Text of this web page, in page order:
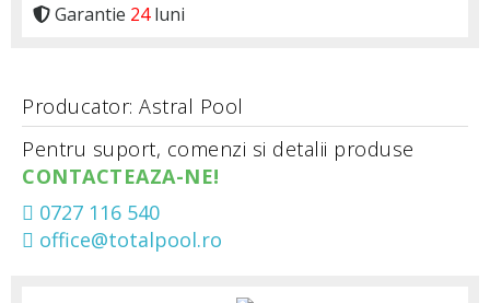
Garantie 24luni
Producator: Astral Pool
Pentru suport, comenzi si detalii produse
CONTACTEAZA-NE!
0727 116 540
office@totalpool.ro